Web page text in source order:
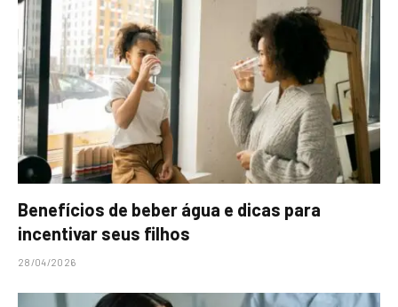
Benefícios de beber água e dicas para
incentivar seus filhos
28/04/2026